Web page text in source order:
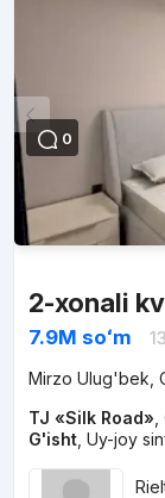
0
2-xonali
7.9M soʻm
Mirzo Ulug'bek,
TJ «Silk Road»
G'isht, Uy-joy